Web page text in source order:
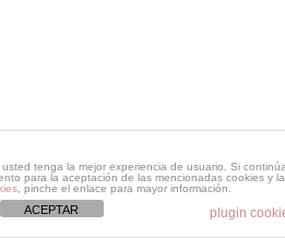
tenga la mejor experiencia de usuario. Si
para la aceptación de las mencionadas cookies y la
, pinche el enlace para mayor información.
plugin
ACEPTAR